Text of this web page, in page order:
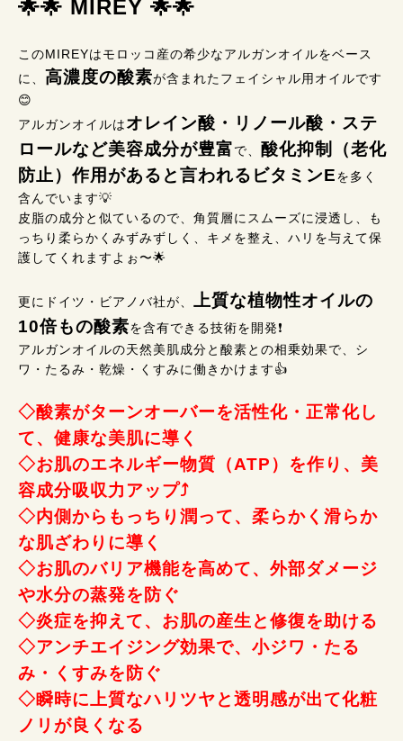
🌟🌟 MIREY 🌟🌟
このMIREYはモロッコ産の希少なアルガンオイルをベース
に、 高濃度の酸素が含まれたフェイシャル用オイルです
😊
アルガンオイルはオレイン酸・リノール酸・ステ
ロールなど美容成分が豊富で、 酸化抑制（老化
防止）作用があると言われるビタミンEを多く
含んでいます💡
皮脂の成分と似ているので、角質層にスムーズに浸透し、も
っちり柔らかくみずみずしく、キメを整え、ハリを与えて保
護してくれますよぉ〜🌟
更にドイツ・ビアノバ社が、 上質な植物性オイルの
10倍もの酸素を含有できる技術を開発❗
アルガンオイルの天然美肌成分と酸素との相乗効果で、シ
ワ・たるみ・乾燥・くすみに働きかけます👍
◇酸素がターンオーバーを活性化・正常化し
て、健康な美肌に導く
◇お肌のエネルギー物質（ATP）を作り、美
容成分吸収力アップ⤴
◇内側からもっちり潤って、柔らかく滑らか
な肌ざわりに導く
◇お肌のバリア機能を高めて、外部ダメージ
や水分の蒸発を防ぐ
◇炎症を抑えて、お肌の産生と修復を助ける
◇アンチエイジング効果で、小ジワ・たる
み・くすみを防ぐ
◇瞬時に上質なハリツヤと透明感が出て化粧
ノリが良くなる